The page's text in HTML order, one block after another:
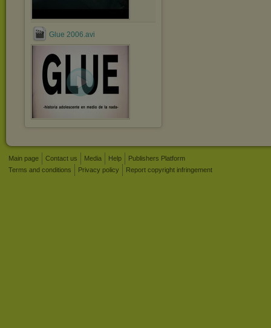
Glue 2006.avi
Main page Contact us Media Help
Publishers Platform
Terms and conditions
Privacy policy Report copyright infringement